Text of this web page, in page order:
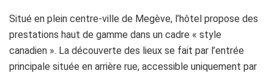
Situé en plein centre-ville de Megève, l’hôtel propose des
prestations haut de gamme dans un cadre « style
canadien ». La découverte des lieux se fait par l’entrée
principale située en arrière rue, accessible uniquement par